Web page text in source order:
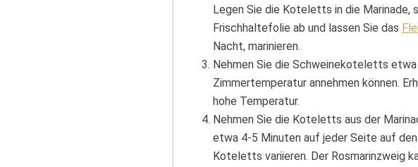
Legen Sie die Koteletts in die
Frischhaltefolie ab und lassen Sie das
Nacht, marinieren.
Nehmen Sie die Schweinekoteletts
Zimmertemperatur annehmen können.
hohe Temperatur.
Nehmen Sie die Koteletts aus der
etwa 4-5 Minuten auf jeder Seite auf den
Koteletts variieren. Der Rosmarinzweig